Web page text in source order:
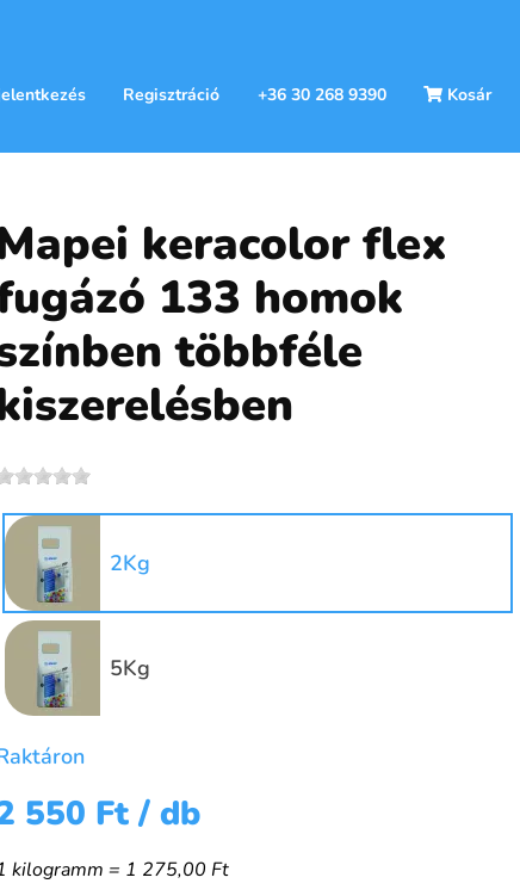
Regisztráció +36 30 268 9390 Kosár
keracolor flex
133 homok
többféle
2Kg
5Kg
550 Ft / db
kilogramm = 1 275,00 Ft